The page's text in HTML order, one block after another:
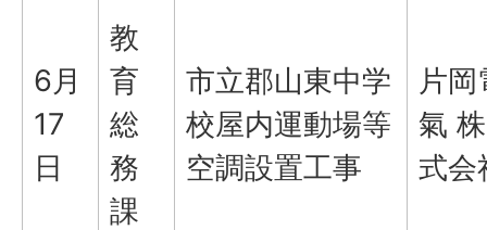
6月
17
日
教
育
総
務
課
市立郡山東中学
校屋内運動場等
空調設置工事
片岡
氣 株
式会